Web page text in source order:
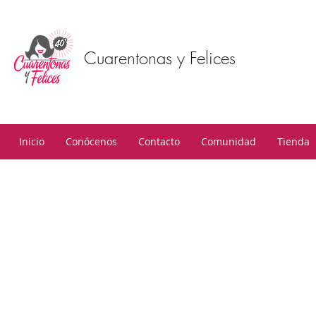
Cuarentonas y Felices
Inicio Conócenos Contacto Comunidad Tienda